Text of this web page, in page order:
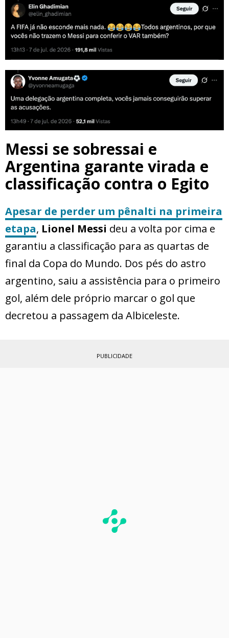
Messi se sobressai e
Argentina garante virada e
classificação contra o Egito
Apesar de perder um pênalti na primeira
etapa, Lionel Messi deu a volta por cima e
garantiu a classificação para as quartas de
final da Copa do Mundo. Dos pés do astro
argentino, saiu a assistência para o primeiro
gol, além dele próprio marcar o gol que
decretou a passagem da Albiceleste.
PUBLICIDADE